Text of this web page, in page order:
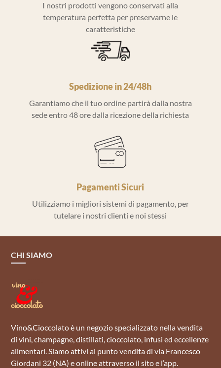
I nostri prodotti vengono conservati alla
temperatura perfetta per preservarne le
caratteristiche
Spedizione in 24/48h
Garantiamo che il tuo ordine partirà dalla nostra
sede entro 48 ore dalla ricezione della richiesta
Pagamenti Sicuri
Utilizziamo i migliori sistemi di pagamento, per
tutelare i nostri clienti e noi stessi
CHI SIAMO
Vino&Cioccolato è un negozio specializzato nella vendita
di vini, champagne, distillati, cioccolato, infusi ed eccellenze
alimentari. Siamo attivi al punto vendita di via Francesco
Giordani 32 (NA) e online attraverso il sito e l’app.